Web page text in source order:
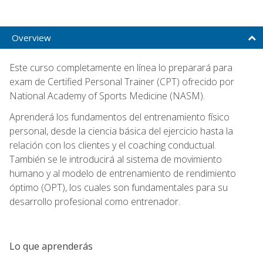
Overview
Este curso completamente en línea lo preparará para
exam de Certified Personal Trainer (CPT) ofrecido por
National Academy of Sports Medicine (NASM).
Aprenderá los fundamentos del entrenamiento físico
personal, desde la ciencia básica del ejercicio hasta la
relación con los clientes y el coaching conductual.
También se le introducirá al sistema de movimiento
humano y al modelo de entrenamiento de rendimiento
óptimo (OPT), los cuales son fundamentales para su
desarrollo profesional como entrenador.
Lo que aprenderás